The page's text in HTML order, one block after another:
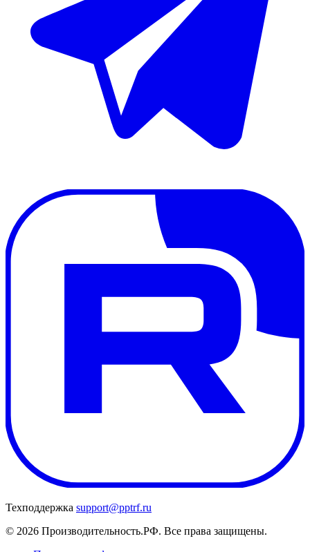
Техподдержка support@pptrf.ru
© 2026 Производительность.РФ. Все права защищены.